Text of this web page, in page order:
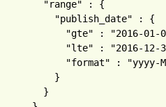
"range"
: {
"publish_date"
: {
"gte"
: "2016-01-
"lte"
: "2016-12-
"format"
:
"yyyy-
}
}